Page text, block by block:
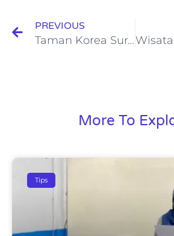
PREVIOUS
Taman Korea Surabaya: Nuansa Negeri Ginseng di Tengah Kota Pahlawan
More To
Tips